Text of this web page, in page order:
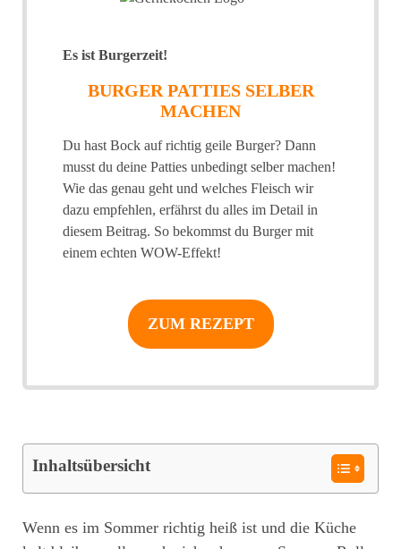
Es ist Burgerzeit!
BURGER PATTIES SELBER
MACHEN
Du hast Bock auf richtig geile Burger? Dann
musst du deine Patties unbedingt selber machen!
Wie das genau geht und welches Fleisch wir
dazu empfehlen, erfährst du alles im Detail in
diesem Beitrag. So bekommst du Burger mit
einem echten WOW-Effekt!
ZUM REZEPT
Inhaltsübersicht
Wenn es im Sommer richtig heiß ist und die Küche